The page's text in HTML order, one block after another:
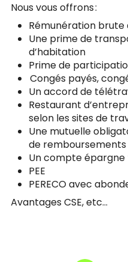
Nous vous offrons :
Rémunération brute
Une prime de
d’habitation
Prime de
Congés payés,
Un accord de
Restaurant
selon les sites de
Une mutuelle
de remboursements
Un compte
PEE
PERECO avec
Avantages CSE, etc…